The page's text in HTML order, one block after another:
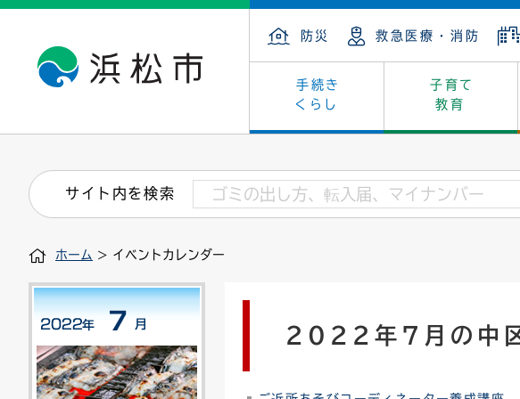
防災 救急医療・消防
手続き
くらし
子育て
教育
戸籍・住民の手続き 保険・年金
住まい・建築 墓地・斎場
税金
道路・交通・河川
印鑑登録証明書 戸籍謄本・抄本
道路台帳
子育て・青少年・若者 教育
看護専門学校 学級閉鎖
小学校一覧
健康・医療 福祉
介護保険 保健
文化・芸術 文化財
浜松・浜名湖だいすきネット はじ
産業振興 カーボンニュートラル
発注情報(入札・契約) 福祉・介護
募集
市の概要 庁舎案内
外郭団体 統計
職員採用
行政区
会議 情報公開・個人情報
附属機関
サイト内を検索
ホーム > イベントカレンダー
2022年7月の中